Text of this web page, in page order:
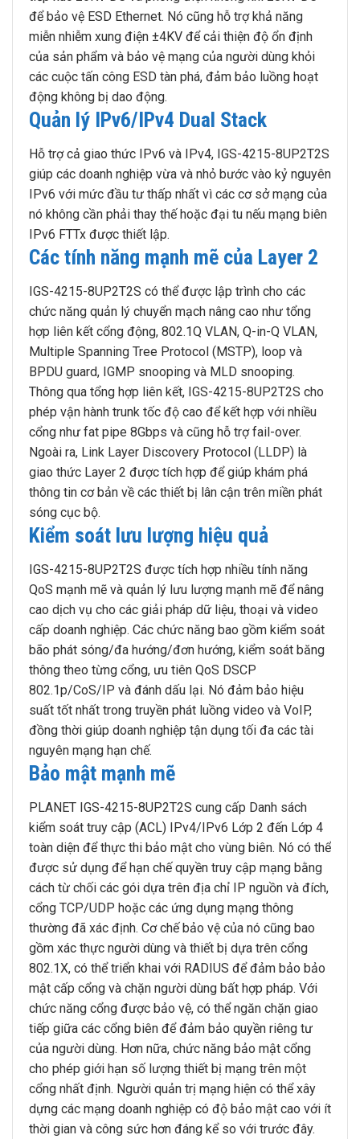
để bảo vệ ESD Ethernet. Nó cũng hỗ trợ khả năng
miễn nhiễm xung điện ±4KV để cải thiện độ ổn định
của sản phẩm và bảo vệ mạng của người dùng khỏi
các cuộc tấn công ESD tàn phá, đảm bảo luồng hoạt
động không bị dao động.
Quản lý IPv6/IPv4 Dual Stack
Hỗ trợ cả giao thức IPv6 và IPv4, IGS-4215-8UP2T2S
giúp các doanh nghiệp vừa và nhỏ bước vào kỷ nguyên
IPv6 với mức đầu tư thấp nhất vì các cơ sở mạng của
nó không cần phải thay thế hoặc đại tu nếu mạng biên
IPv6 FTTx được thiết lập.
Các tính năng mạnh mẽ của Layer 2
IGS-4215-8UP2T2S có thể được lập trình cho các
chức năng quản lý chuyển mạch nâng cao như tổng
hợp liên kết cổng động, 802.1Q VLAN, Q-in-Q VLAN,
Multiple Spanning Tree Protocol (MSTP), loop và
BPDU guard, IGMP snooping và MLD snooping.
Thông qua tổng hợp liên kết, IGS-4215-8UP2T2S cho
phép vận hành trunk tốc độ cao để kết hợp với nhiều
cổng như fat pipe 8Gbps và cũng hỗ trợ fail-over.
Ngoài ra, Link Layer Discovery Protocol (LLDP) là
giao thức Layer 2 được tích hợp để giúp khám phá
thông tin cơ bản về các thiết bị lân cận trên miền phát
sóng cục bộ.
Kiểm soát lưu lượng hiệu quả
IGS-4215-8UP2T2S được tích hợp nhiều tính năng
QoS mạnh mẽ và quản lý lưu lượng mạnh mẽ để nâng
cao dịch vụ cho các giải pháp dữ liệu, thoại và video
cấp doanh nghiệp. Các chức năng bao gồm kiểm soát
bão phát sóng/đa hướng/đơn hướng, kiểm soát băng
thông theo từng cổng, ưu tiên QoS DSCP
802.1p/CoS/IP và đánh dấu lại. Nó đảm bảo hiệu
suất tốt nhất trong truyền phát luồng video và VoIP,
đồng thời giúp doanh nghiệp tận dụng tối đa các tài
nguyên mạng hạn chế.
Bảo mật mạnh mẽ
PLANET IGS-4215-8UP2T2S cung cấp Danh sách
kiểm soát truy cập (ACL) IPv4/IPv6 Lớp 2 đến Lớp 4
toàn diện để thực thi bảo mật cho vùng biên. Nó có thể
được sử dụng để hạn chế quyền truy cập mạng bằng
cách từ chối các gói dựa trên địa chỉ IP nguồn và đích,
cổng TCP/UDP hoặc các ứng dụng mạng thông
thường đã xác định. Cơ chế bảo vệ của nó cũng bao
gồm xác thực người dùng và thiết bị dựa trên cổng
802.1X, có thể triển khai với RADIUS để đảm bảo bảo
mật cấp cổng và chặn người dùng bất hợp pháp. Với
chức năng cổng được bảo vệ, có thể ngăn chặn giao
tiếp giữa các cổng biên để đảm bảo quyền riêng tư
của người dùng. Hơn nữa, chức năng bảo mật cổng
cho phép giới hạn số lượng thiết bị mạng trên một
cổng nhất định. Người quản trị mạng hiện có thể xây
dựng các mạng doanh nghiệp có độ bảo mật cao với ít
thời gian và công sức hơn đáng kể so với trước đây.